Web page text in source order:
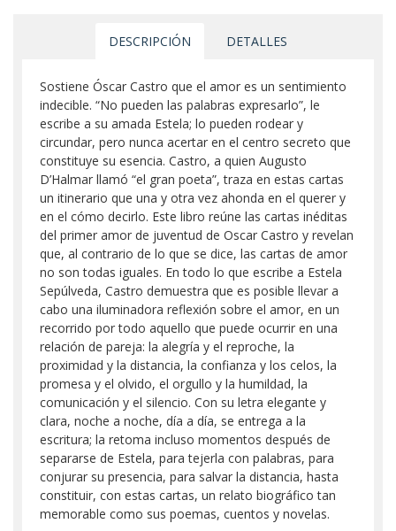
DESCRIPCIÓN DETALLES
Sostiene Óscar Castro que el amor es un sentimiento
indecible. “No pueden las palabras expresarlo”, le
escribe a su amada Estela; lo pueden rodear y
circundar, pero nunca acertar en el centro secreto que
constituye su esencia. Castro, a quien Augusto
D’Halmar llamó “el gran poeta”, traza en estas cartas
un itinerario que una y otra vez ahonda en el querer y
en el cómo decirlo. Este libro reúne las cartas inéditas
del primer amor de juventud de Oscar Castro y revelan
que, al contrario de lo que se dice, las cartas de amor
no son todas iguales. En todo lo que escribe a Estela
Sepúlveda, Castro demuestra que es posible llevar a
cabo una iluminadora reflexión sobre el amor, en un
recorrido por todo aquello que puede ocurrir en una
relación de pareja: la alegría y el reproche, la
proximidad y la distancia, la confianza y los celos, la
promesa y el olvido, el orgullo y la humildad, la
comunicación y el silencio. Con su letra elegante y
clara, noche a noche, día a día, se entrega a la
escritura; la retoma incluso momentos después de
separarse de Estela, para tejerla con palabras, para
conjurar su presencia, para salvar la distancia, hasta
constituir, con estas cartas, un relato biográfico tan
memorable como sus poemas, cuentos y novelas.